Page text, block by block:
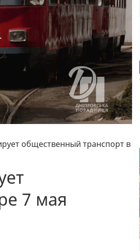
общественный транспорт в
7 мая